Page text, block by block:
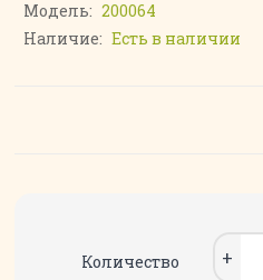
Модель: 200064
Наличие: Есть в наличии
Количество